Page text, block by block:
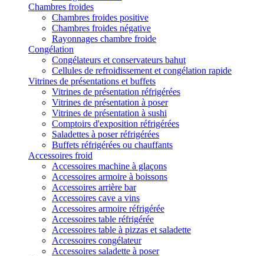
Chambres froides
Chambres froides positive
Chambres froides négative
Rayonnages chambre froide
Congélation
Congélateurs et conservateurs bahut
Cellules de refroidissement et congélation rapide
Vitrines de présentations et buffets
Vitrines de présentation réfrigérées
Vitrines de présentation à poser
Vitrines de présentation à sushi
Comptoirs d'exposition réfrigérées
Saladettes à poser réfrigérées
Buffets réfrigérées ou chauffants
Accessoires froid
Accessoires machine à glaçons
Accessoires armoire à boissons
Accessoires arrière bar
Accessoires cave a vins
Accessoires armoire réfrigérée
Accessoires table réfrigérée
Accessoires table à pizzas et saladette
Accessoires congélateur
Accessoires saladette à poser